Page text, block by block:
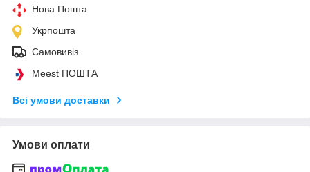
Нова Пошта
Укрпошта
Самовивіз
Meest ПОШТА
Всі умови доставки
Умови оплати